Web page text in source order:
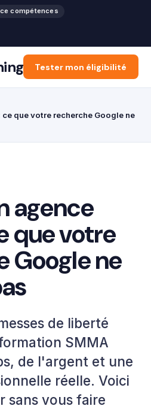
compétences
Accueil Reconversion
Tester mon éligibilité
que votre recherche Google ne
agence
que votre
Google ne
de liberté
SMMA
de l'argent et une
réelle. Voici
sans vous faire